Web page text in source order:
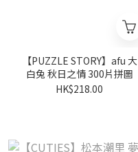
【PUZZLE STORY】afu 大
白兔 秋日之情 300片拼圖
HK$218.00